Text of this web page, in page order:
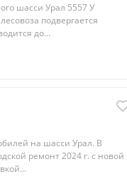
шасси Урал 5557 У
подвергается
до...
на шасси Урал. В
ремонт 2024 г. с новой